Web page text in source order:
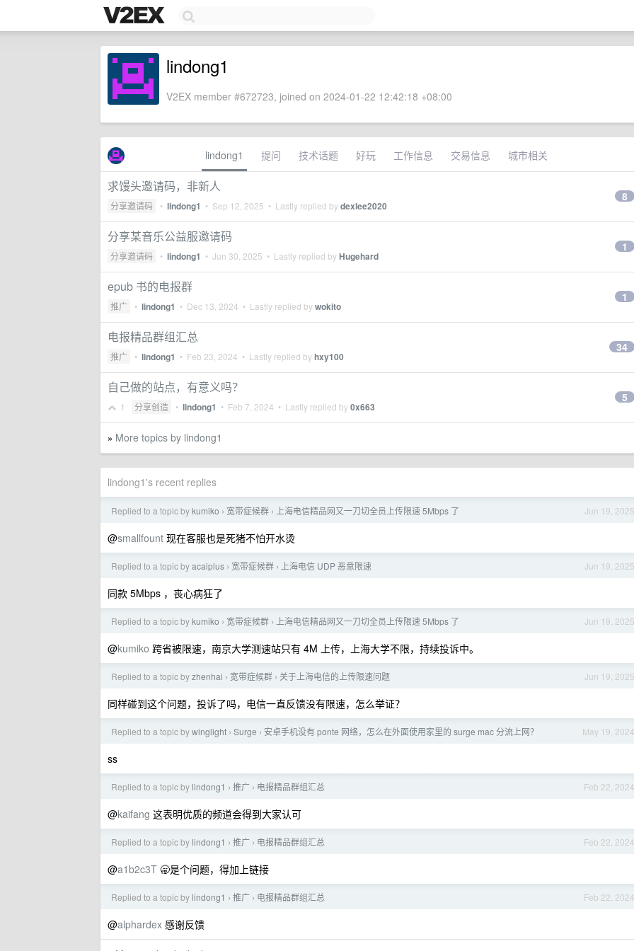
lindong1
V2EX member #672723, joined on 2024-01-22 12:42:18 +08:00
lindong1 提问 技术话题 好玩 工作信息 交易信息 城市相关
求馒头邀请码，非新人
分享邀请码 • lindong1 • Sep 12, 2025 • Lastly replied bydexlee2020
8
分享某音乐公益服邀请码
分享邀请码 • lindong1 • Jun 30, 2025 • Lastly replied byHugehard
1
epub 书的电报群
推广 • lindong1 • Dec 13, 2024 • Lastly replied bywokito
1
电报精品群组汇总
推广 • lindong1 • Feb 23, 2024 • Lastly replied byhxy100
34
自己做的站点，有意义吗？
1 分享创造 • lindong1 • Feb 7, 2024 • Lastly replied by0x663
5
» More topics by lindong1
lindong1's recent replies
Jun 19, 2025
Replied to a topic bykumiko › 宽带症候群 › 上海电信精品网又一刀切全员上传限速 5Mbps 了
@smallfount 现在客服也是死猪不怕开水烫
Jun 19, 2025
Replied to a topic byacaiplus › 宽带症候群 › 上海电信 UDP 恶意限速
同款 5Mbps ，丧心病狂了
Jun 19, 2025
Replied to a topic bykumiko › 宽带症候群 › 上海电信精品网又一刀切全员上传限速 5Mbps 了
@kumiko 跨省被限速，南京大学测速站只有 4M 上传，上海大学不限，持续投诉中。
Jun 19, 2025
Replied to a topic byzhenhai › 宽带症候群 › 关于上海电信的上传限速问题
同样碰到这个问题，投诉了吗，电信一直反馈没有限速，怎么举证？
May 19, 2024
Replied to a topic bywinglight › Surge › 安卓手机没有 ponte 网络，怎么在外面使用家里的 surge mac 分流上网？
ss
Feb 22, 2024
Replied to a topic by lindong1 › 推广 › 电报精品群组汇总
@kaifang 这表明优质的频道会得到大家认可
Feb 22, 2024
Replied to a topic by lindong1 › 推广 › 电报精品群组汇总
@a1b2c3T 🥱是个问题，得加上链接
Feb 22, 2024
Replied to a topic by lindong1 › 推广 › 电报精品群组汇总
@alphardex 感谢反馈